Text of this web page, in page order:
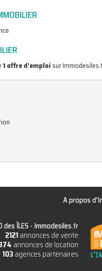
1 offre d'emploi sur
A propos
des ÎLES - Immodesiles.fr
2121annonces de vente
annonces de location
103agences partenaires